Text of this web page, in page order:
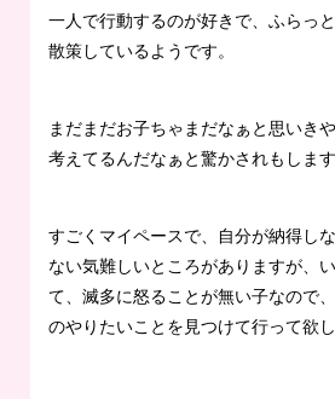
一人で行動するのが好きで、ふらっ
散策しているようです。
まだまだお子ちゃまだなぁと思いき
考えてるんだなぁと驚かされもしま
すごくマイペースで、自分が納得し
ない気難しいところがありますが、
て、滅多に怒ることが無い子なので
のやりたいことを見つけて行って欲し